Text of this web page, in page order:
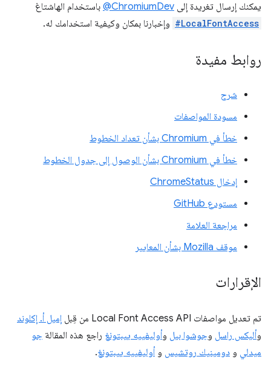
يمكنك إرسال تغريدة إلى ‎@ChromiumDev باستخدام الهاشتاغ
#LocalFontAccess وإخبارنا بمكان وكيفية استخدامك له.
روابط مفيدة
شرح
مسودة المواصفات
خطأ في Chromium بشأن تعداد الخطوط
خطأ في Chromium بشأن الوصول إلى جدول الخطوط
إدخال ChromeStatus
مستودع GitHub
مراجعة العلامة
موقف Mozilla بشأن المعايير
الإقرارات
تم تعديل مواصفات Local Font Access API من قِبل
إميل أ. إكلوند
وأليكس راسل وجوشوا بيل وأوليفييه ييبتونغ راجع هذه المقالة جو
ميدلي و دومينيك روتشيس و أوليفييه ييبتونغ.